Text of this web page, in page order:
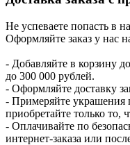
Не успеваете попасть в
Оформляйте заказ у нас
- Добавляйте в корзину
до 300 000 рублей.
- Оформляйте доставку
- Примеряйте украшения
приобретайте только то,
- Оплачивайте по
интернет-заказа или